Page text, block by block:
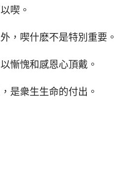
喫。
，喫什麽不是特別重要。
慚愧和感恩心頂戴。
是衆生生命的付出。